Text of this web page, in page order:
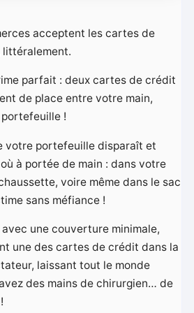
acceptent les cartes de
littéralement.
parfait : deux cartes de crédit
de place entre votre main,
!
votre portefeuille disparaît et
à portée de main : dans votre
voire même dans le sac
sans méfiance !
une couverture minimale,
une des cartes de crédit dans la
laissant tout le monde
des mains de chirurgien… de